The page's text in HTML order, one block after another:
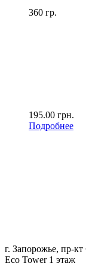
360 гр.
195.00 грн.
Подробнее
г. Запорожье, пр-
Eco Tower 1 этаж